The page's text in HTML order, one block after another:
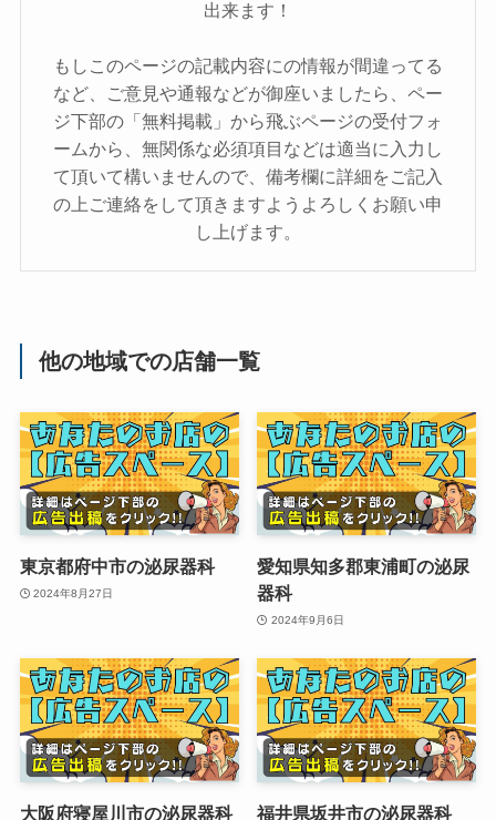
出来ます！
もしこのページの記載内容にの情報が間違ってる
など、ご意見や通報などが御座いましたら、ペー
ジ下部の「無料掲載」から飛ぶページの受付フォ
ームから、無関係な必須項目などは適当に入力し
て頂いて構いませんので、備考欄に詳細をご記入
の上ご連絡をして頂きますようよろしくお願い申
し上げます。
他の地域での店舗一覧
東京都府中市の泌尿器科
2024年8月27日
愛知県知多郡東浦町の泌尿
器科
2024年9月6日
大阪府寝屋川市の泌尿器科 福井県坂井市の泌尿器科